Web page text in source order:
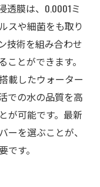
透膜は、0.0001ミ
スや細菌をも取り
技術を組み合わせ
とができます。
載したウォーター
での水の品質を高
が可能です。最新
を選ぶことが、
す。